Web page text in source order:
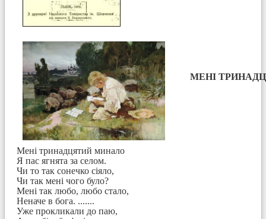
МЕНІ
Мені тринадцятий минало
Я пас ягнята за селом.
Чи то так сонечко сіяло,
Чи так мені чого було?
Мені так любо, любо стало,
Неначе в бога. .......
Уже прокликали до паю,